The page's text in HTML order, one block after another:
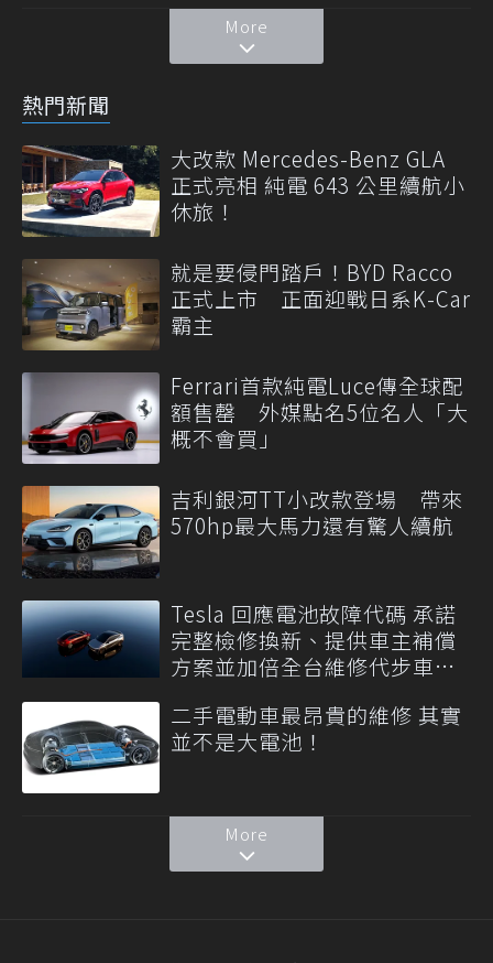
More
熱門新聞
大改款 Mercedes-Benz GLA
正式亮相 純電 643 公里續航小
休旅！
就是要侵門踏戶！BYD Racco
正式上市 正面迎戰日系K-Car
霸主
Ferrari首款純電Luce傳全球配
額售罄 外媒點名5位名人「大
概不會買」
吉利銀河TT小改款登場 帶來
570hp最大馬力還有驚人續航
Tesla 回應電池故障代碼 承諾
完整檢修換新、提供車主補償
方案並加倍全台維修代步車數
二手電動車最昂貴的維修 其實
並不是大電池！
More